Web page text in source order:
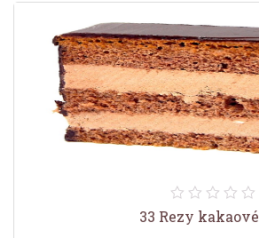
33 Rezy kakaové